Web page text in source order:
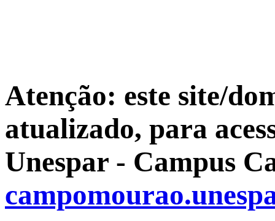
Atenção: este site/
atualizado, para
Unespar - Campus